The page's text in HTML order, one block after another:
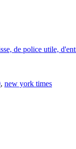
de police utile,
, new york times